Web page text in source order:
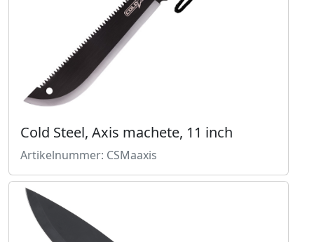
Cold Steel, Axis machete, 11 inch
Artikelnummer: CSMaaxis